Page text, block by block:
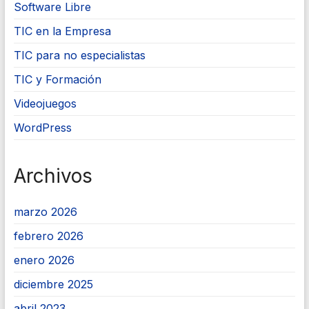
Software Libre
TIC en la Empresa
TIC para no especialistas
TIC y Formación
Videojuegos
WordPress
Archivos
marzo 2026
febrero 2026
enero 2026
diciembre 2025